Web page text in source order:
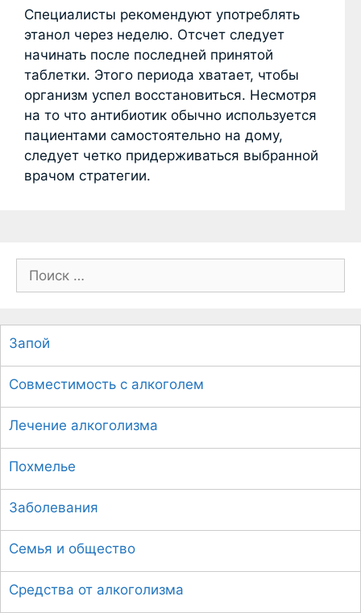
Специалисты рекомендуют употреблять
этанол через неделю. Отсчет следует
начинать после последней принятой
таблетки. Этого периода хватает, чтобы
организм успел восстановиться. Несмотря
на то что антибиотик обычно используется
пациентами самостоятельно на дому,
следует четко придерживаться выбранной
врачом стратегии.
о
с
к
:
Запой
Совместимость с алкоголем
Лечение алкоголизма
Похмелье
Заболевания
Семья и общество
Средства от алкоголизма